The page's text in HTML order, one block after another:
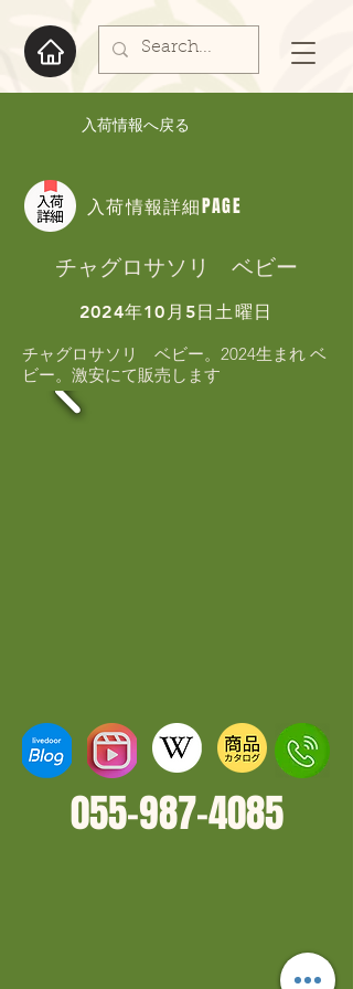
入荷情報へ戻る
入荷情報詳細PAGE
チャグロサソリ ベビー
2024年10月5日土曜日
チャグロサソリ　ベビー。2024生まれ ベ
ビー。激安にて販売します
055-987-4085